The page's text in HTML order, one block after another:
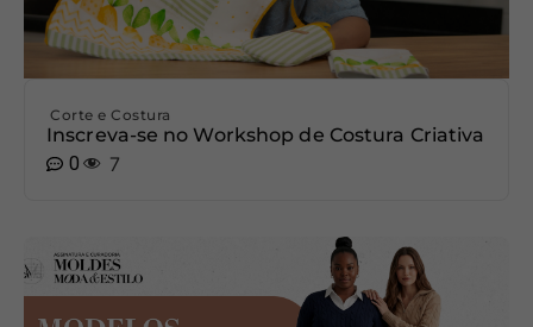
Corte e Costura
Inscreva-se no Workshop de Costura Criativa
0
7